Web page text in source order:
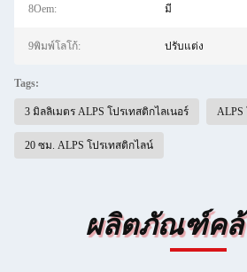
8Oem: มี
9พิมพ์โลโก้: ปรับแต่ง
Tags:
3 มิลลิเมตร ALPS โปรเทสติกไลเนอร์ ALPS
20 ซม. ALPS โปรเทสติกไลน์
ผลิตภัณฑ์คล้